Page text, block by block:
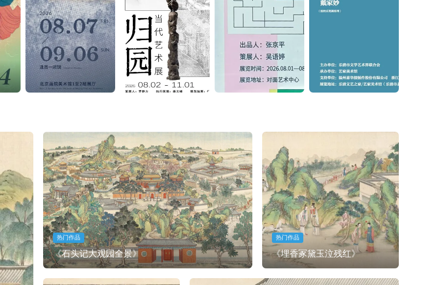
热门作品
《石头记大观园全景》
热门作品
《埋香冢黛玉泣残红》